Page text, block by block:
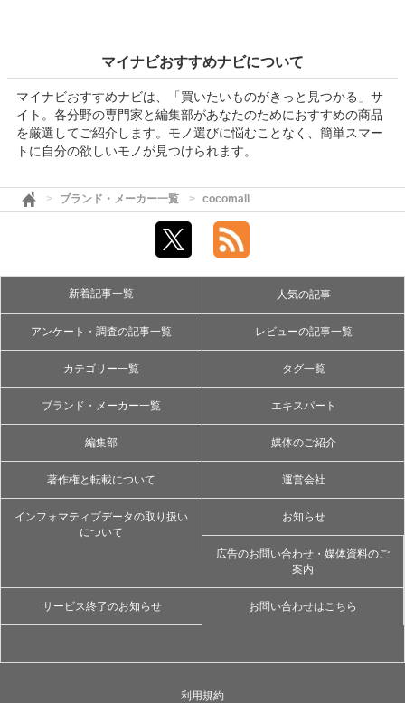
マイナビおすすめナビについて
マイナビおすすめナビは、「買いたいものがきっと見つかる」サ
イト。各分野の専門家と編集部があなたのためにおすすめの商品
を厳選してご紹介します。モノ選びに悩むことなく、簡単スマー
トに自分の欲しいモノが見つけられます。
ブランド・メーカー一覧 cocomall
新着記事一覧 人気の記事
アンケート・調査の記事一覧 レビューの記事一覧
カテゴリー一覧 タグ一覧
ブランド・メーカー一覧 エキスパート
編集部 媒体のご紹介
著作権と転載について 運営会社
インフォマティブデータの取り扱い
について
お知らせ
広告のお問い合わせ・媒体資料のご
案内
サービス終了のお知らせ お問い合わせはこちら
利用規約